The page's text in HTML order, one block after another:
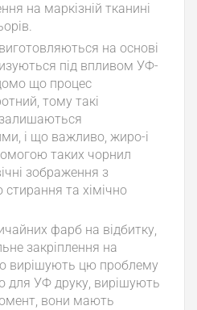
на маркізній тканині
на основі
під впливом УФ-
що процес
тому такі
і що важливо, жиро-і
таких чорнил
зображення з
стирання та хімічно
фарб на відбитку,
закріплення на
вирішують цю проблему
для УФ друку, вирішують
вони мають